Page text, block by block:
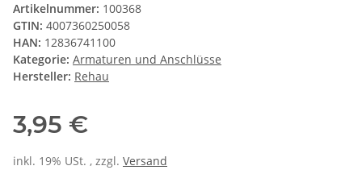
Artikelnummer: 100368
GTIN: 4007360250058
HAN: 12836741100
Kategorie: Armaturen und Anschlüsse
Hersteller: Rehau
3,95 €
inkl. 19% USt. , zzgl. Versand